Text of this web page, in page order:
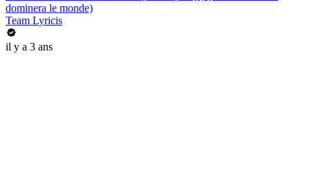
dominera le monde)
Team Lyricis
il y a 3 ans